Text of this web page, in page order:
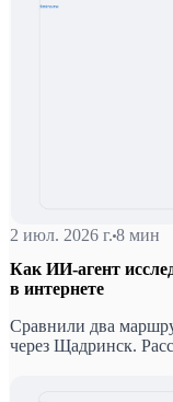
2 июл. 2026 г. 8 мин
Как ИИ-агент
в интернете
Сравнили два
через Щадринск.